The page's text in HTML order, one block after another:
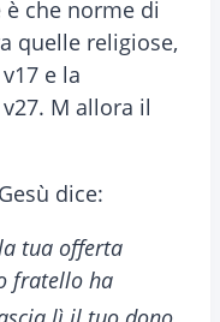
che norme di
quelle religiose,
e la
M allora il
dice:
tua offerta
fratello ha